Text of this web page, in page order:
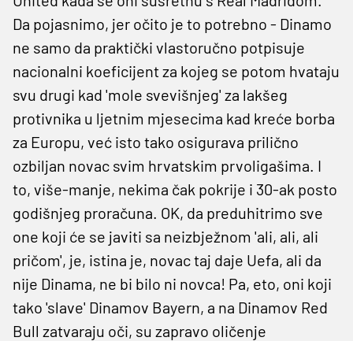
Da pojasnimo, jer očito je to potrebno - Dinamo
ne samo da praktički vlastoručno potpisuje
nacionalni koeficijent za kojeg se potom hvataju
svu drugi kad 'mole svevišnjeg' za lakšeg
protivnika u ljetnim mjesecima kad kreće borba
za Europu, već isto tako osigurava prilično
ozbiljan novac svim hrvatskim prvoligašima. I
to, više-manje, nekima čak pokrije i 30-ak posto
godišnjeg proračuna. OK, da preduhitrimo sve
one koji će se javiti sa neizbježnom 'ali, ali, ali
pričom', je, istina je, novac taj daje Uefa, ali da
nije Dinama, ne bi bilo ni novca! Pa, eto, oni koji
tako 'slave' Dinamov Bayern, a na Dinamov Red
Bull zatvaraju oči, su zapravo oličenje